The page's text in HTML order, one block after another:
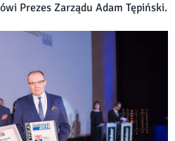
Prezes Zarządu Adam Tępiński.